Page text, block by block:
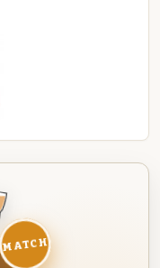
MATCH